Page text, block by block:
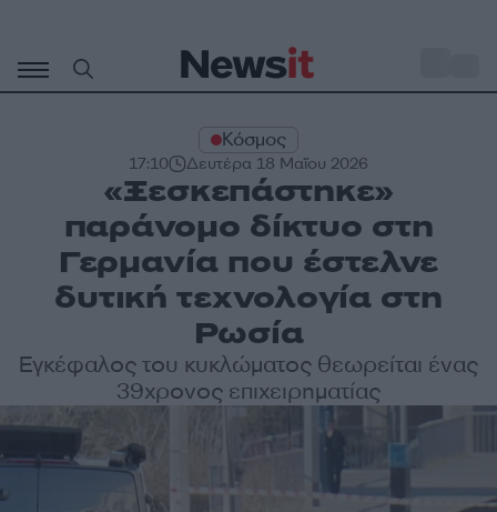
περιεχόμενο
Κόσμος
17:10 Δευτέρα 18 Μαΐου 2026
«Ξεσκεπάστηκε»
παράνομο δίκτυο στη
Γερμανία που έστελνε
δυτική τεχνολογία στη
Ρωσία
Εγκέφαλος του κυκλώματος θεωρείται ένας
39χρονος επιχειρηματίας